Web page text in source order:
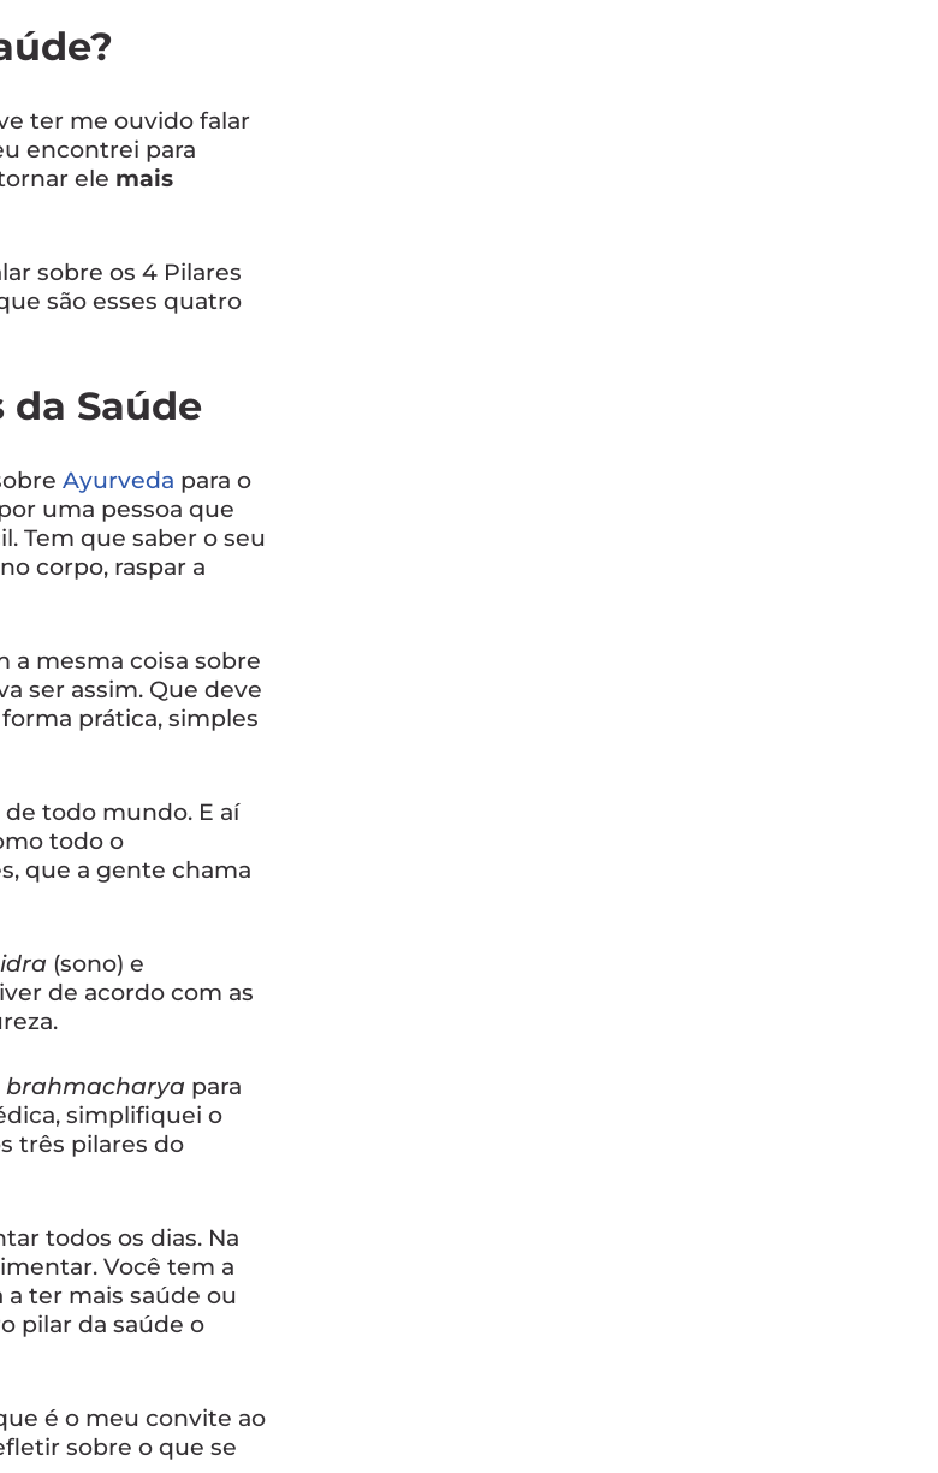
ter me ouvido falar
encontrei para
ele mais
sobre os 4 Pilares
são esses quatro
Saúde
Ayurveda para o
uma pessoa que
Tem que saber o seu
corpo, raspar a
a mesma coisa sobre
ser assim. Que deve
prática, simples
todo mundo. E aí
todo o
que a gente chama
(sono) e
de acordo com as
brahmacharya para
simplifiquei o
três pilares do
todos os dias. Na
Você tem a
ter mais saúde ou
pilar da saúde o
é o meu convite ao
sobre o que se